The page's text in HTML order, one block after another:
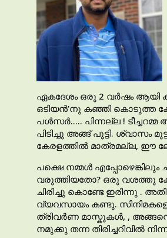
ഏകദേശം ഒരു 2 വർഷം ആയി
ഒടിയൻ’നു കഞ്ഞി കൊടുത്ത
പൾസർ….. പിന്നല്ല !
പിടിച്ചു അങ്ങ് പൂട്ടി.
കേരളത്തിൽ മാത്രമല്ല, ഈ
പക്ഷെ നമ്മൾ എപ്പോഴെങ്കിലും
വരുത്തിയതോ? ഒരു വശത്തു
ചിരിച്ചു കൊണ്ടേ ഇരിന്നു .
വ്യവസായം കണ്ടു. സിനിമകളെ
ത്രിവർണ മാസ്കുകൾ, ,
നമുക്കു തന്ന തിരിച്ചറിവിൽ